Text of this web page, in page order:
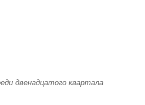
двенадцатого квартала